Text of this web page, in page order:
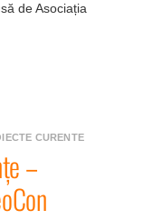
de Asociația
CURENTE
–